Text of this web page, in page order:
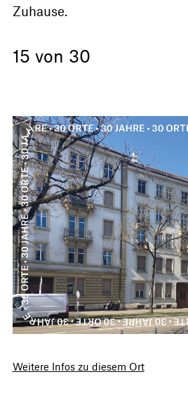
Zuhause.
15 von 30
Weitere Infos zu diesem Ort